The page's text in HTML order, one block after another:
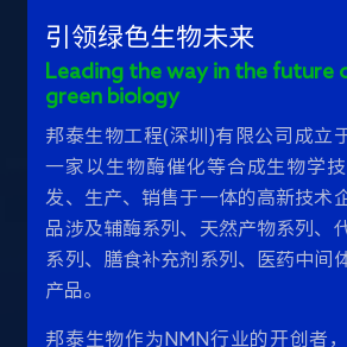
引领绿色生物未来
Leading the way in the future
green biology
邦泰生物工程(深圳)有限公司成立
一家以生物酶催化等合成生物学
发、生产、销售于一体的高新技术
品涉及辅酶系列、天然产物系列、
系列、膳食补充剂系列、医药中间
产品。
邦泰生物作为NMN行业的开创者